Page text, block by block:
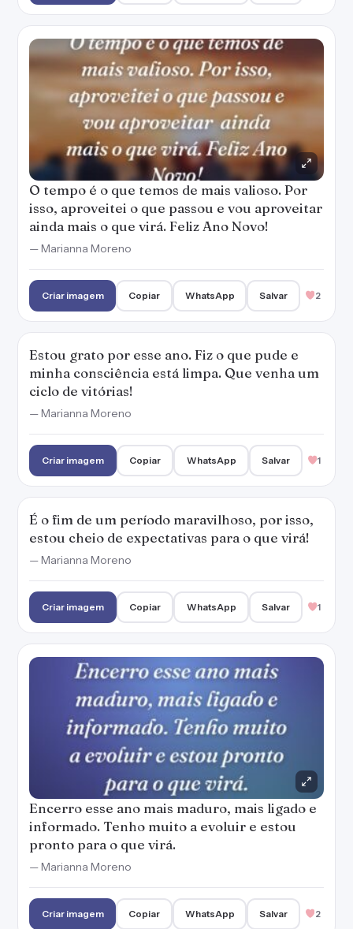
O tempo é o que temos de mais valioso. Por
isso, aproveitei o que passou e vou aproveitar
ainda mais o que virá. Feliz Ano Novo!
— Marianna Moreno
Criar imagem Copiar WhatsApp Salvar 2
Estou grato por esse ano. Fiz o que pude e
minha consciência está limpa. Que venha um
ciclo de vitórias!
— Marianna Moreno
Criar imagem Copiar WhatsApp Salvar 1
É o fim de um período maravilhoso, por isso,
estou cheio de expectativas para o que virá!
— Marianna Moreno
Criar imagem Copiar WhatsApp Salvar 1
Encerro esse ano mais maduro, mais ligado e
informado. Tenho muito a evoluir e estou
pronto para o que virá.
— Marianna Moreno
Criar imagem Copiar WhatsApp Salvar 2